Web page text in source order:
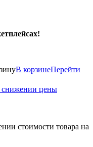
В корзинеПерейти
цены
стоимости товара на